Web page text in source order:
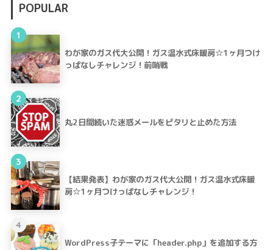
POPULAR
1
わが家のガス代大公開！ガス温水式床暖房☆1ヶ月つけ
っぱなしチャレンジ！前哨戦
2
丸2日間続いた迷惑メールをピタリと止めた方法
3
【結果発表】わが家のガス代大公開！ガス温水式床暖
房☆1ヶ月つけっぱなしチャレンジ！
4
WordPress子テーマに「header.php」を追加する方